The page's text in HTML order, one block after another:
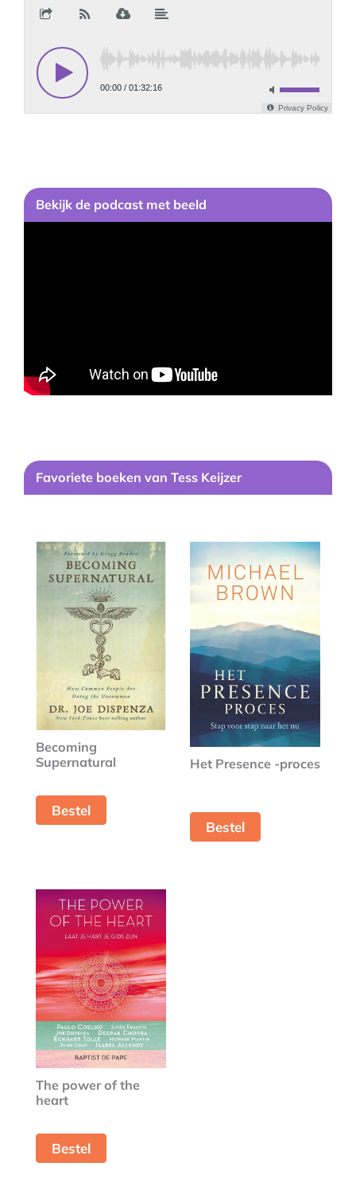
Bekijk de podcast met beeld
Favoriete boeken van Tess Keijzer
Becoming
Supernatural
Bestel
Het Presence -proces
Bestel
The power of the
heart
Bestel